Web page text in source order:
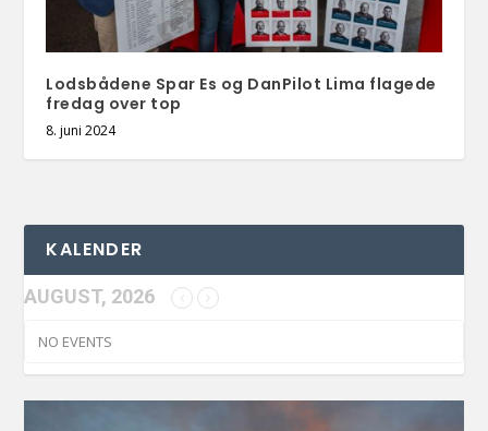
Lodsbådene Spar Es og DanPilot Lima flagede
fredag over top
8. juni 2024
KALENDER
AUGUST, 2026
NO EVENTS